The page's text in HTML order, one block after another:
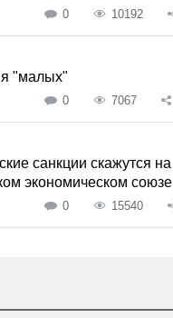
0 10192
"малых"
0 7067
санкции скажутся на
экономическом союзе
0 15540